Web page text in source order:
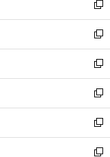
い
ウ
ィ
ン
ド
ウ
で
開
く
新
し
い
ウ
ィ
ン
ド
ウ
で
開
く
新
し
い
ウ
ィ
ン
ド
ウ
で
新
し
い
ウ
ィ
ン
ド
新
し
い
ウ
ィ
新
し
い